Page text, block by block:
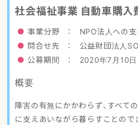
講座・サロン
助成金・補助金情
アクセスマッ
社会福祉事業 自動車購入
事業分野 ： NPO法人への
問合せ先 ： 公益財団法人
公募期間 ： 2020年7月10日
概要
障害の有無にかかわらず、すべて
に支えあいながら暮らすことの